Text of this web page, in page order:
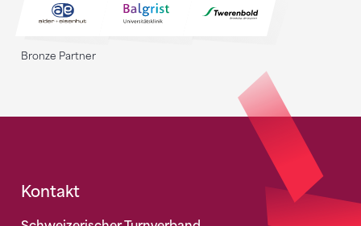
Bronze Partner
Fusszeile
Kontakt